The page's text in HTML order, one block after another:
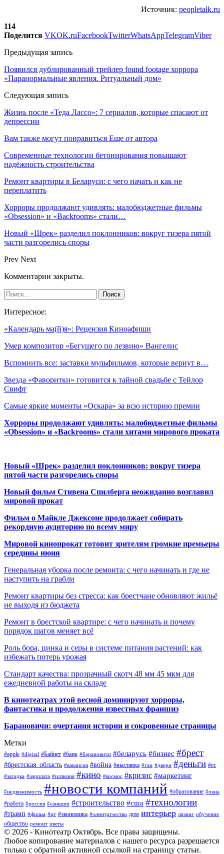
Источник: peopletalk.ru
114
Поделится VKOK.ruFacebookTwitterWhatsAppTelegramViber
Предыдущая запись
Появился дублированный трейлер found footage хоррора
«Паранормальные явления. Ритуальный дом»
Следующая запись
Жизнь после «Теда Лассо»: 7 сериалов, которые спасают от
депрессии
Вам также могут понравиться Еще от автора
Современные технологии бетонирования повышают
надёжность строительства
Ремонт квартиры в Беларуси: с чего начать и как не
переплатить
Хорроры продолжают удивлять: малобюджетные фильмы
«Obsession» и «Backrooms» стали…
Новый «Шрек» разделил поклонников: вокруг тизера пятой
части разгорелись споры
Prev Next
Комментарии закрыты.
Интересное:
«Календарь ма(й)я»: Рецензия Киноафиши
Умер композитор «Бегущего по лезвию» Вангелис
Вспомнить все: заставки мульфильмов, которые вернут в…
Звезда «Фаворитки» готовится к тайной свадьбе с Тейлор
Свифт
Самые яркие моменты «Оскара» за всю историю премии
Хорроры продолжают удивлять: малобюджетные фильмы
«Obsession» и «Backrooms» стали хитами мирового проката
Новый «Шрек» разделил поклонников: вокруг тизера
пятой части разгорелись споры
Новый фильм Стивена Спилберга неожиданно возглавил
мировой прокат
Фильм о Майкле Джексоне продолжает собирать
рекордную аудиторию по всему миру
Мировой кинопрокат готовит зрителям громкие премьеры
середины июня
Генеральная уборка после ремонта: с чего начинать и где не
наступить на грабли
Ремонт квартиры без стресса: как брестчане обновляют жильё
не выходя из бюджета
Ремонт в брестской квартире: с чего начинать и почему
порядок шагов меняет всё
Роль бора, цинка и серы в системе питания растений: как
избежать потерь урожая
Стандарт качества: прозрачный скотч 48 мм 45 мкм для
ежедневной работы на складе
В кинотеатрах этой весной доминируют хорроры,
фантастика и продолжения известных франшиз
Барановичи: очертания истории и сокровенные страницы
Метки
#apple #digital #Байнет #банк #барановичи #беларусь #бизнес #брест
#брестская_область #вакансия #война #выставка #гаи #двери #деньги #ес
#загадка #зарплата #иллюзия #кино #космос #кризис #маркетинг
#недвижимость #новости компаний #образование #окна
#работа #россия #санкции #строительство #сша #технологии
#трамп #фильм #цт #экономика #электричество дом интерьер лизинг обучение
общество ремонт цветы
© 2026 - Кинотеатр Октябрь. Все права защищены.
Любое копирование материалов с нашего ресурса разрешается
только с обратной активной ссылкой на страницу статьи.